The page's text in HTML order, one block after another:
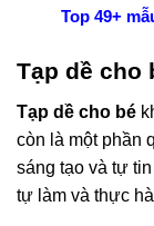
Top 49+
Tạp dề cho
Tạp dề cho bé
còn là một phần
sáng tạo và tự
tự làm và thực